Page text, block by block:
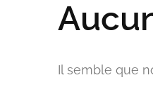
Il semble que